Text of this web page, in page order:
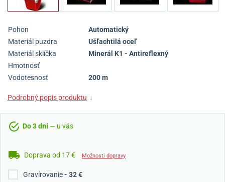
Pohon
Automatický
Materiál puzdra
Ušľachtilá oceľ
Materiál sklíčka
Minerál K1 - Antireflexný
Hmotnosť
Vodotesnosť
200 m
Podrobný popis produktu ↓
Do 3 dní— u vás
Doprava od 17 € Možnosti dopravy
Gravírovanie- 32 €